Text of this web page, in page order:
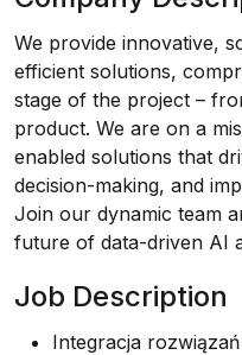
We provide innovative,
efficient solutions,
stage of the project –
product. We are on a
enabled solutions that
decision-making, and
Join our dynamic team
future of data-driven AI
Job Description
Integracja